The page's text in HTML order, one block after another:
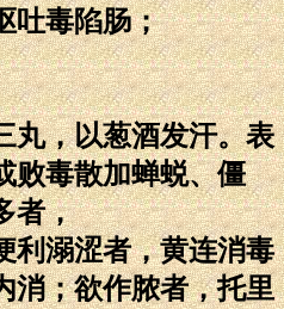
吐毒陷肠；
丸，以葱酒发汗。表
败毒散加蝉蜕、僵
者，
利溺涩者，黄连消毒
消；欲作脓者，托里